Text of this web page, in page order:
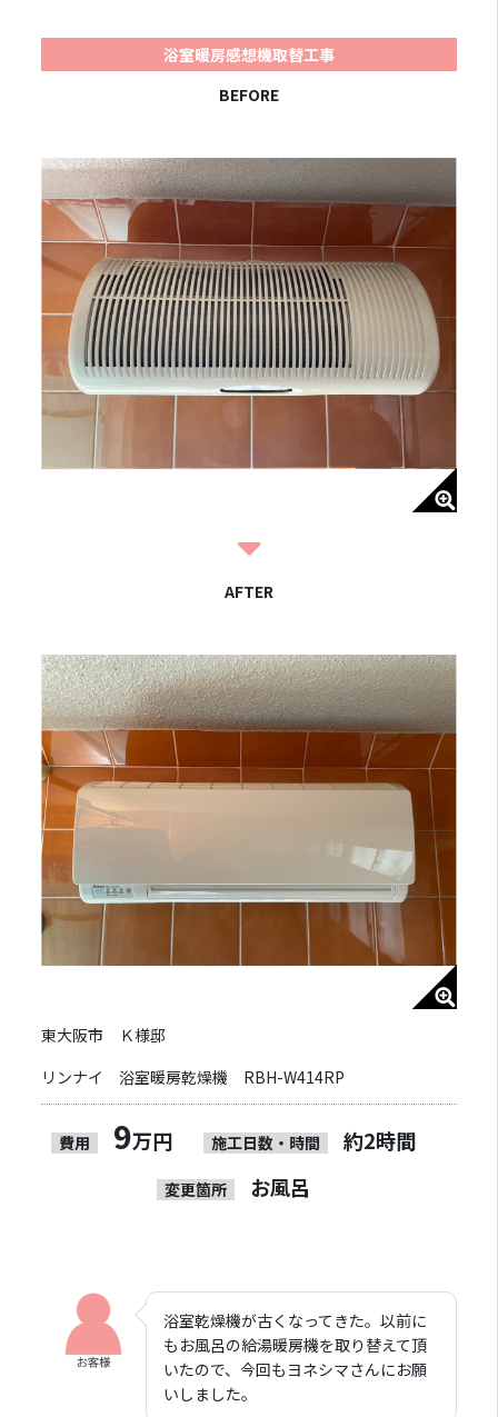
浴室暖房感想機取替工事
東大阪市 Ｋ様邸
リンナイ 浴室暖房乾燥機 RBH-W414RP
費用 9万円 施工日数・時間 約2時間
変更箇所 お風呂
浴室乾燥機が古くなってきた。以前に
もお風呂の給湯暖房機を取り替えて頂
いたので、今回もヨネシマさんにお願
いしました。